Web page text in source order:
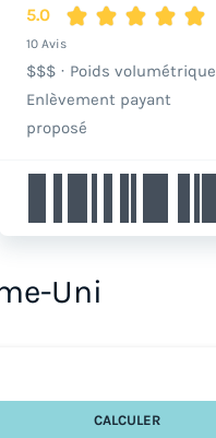
5.0
10 Avis
$$$· Poids volumétrique
Enlèvement payant
proposé
Uni
CALCULER